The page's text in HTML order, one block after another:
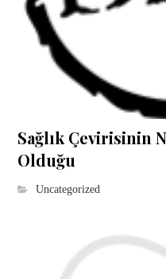
Sağlık Çevirisinin
Olduğu
Uncategorized